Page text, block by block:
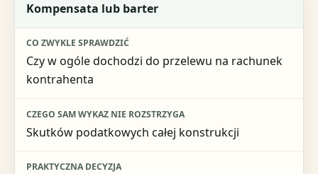
Kompensata lub barter
Czy w ogóle dochodzi do przelewu na rachunek
kontrahenta
Skutków podatkowych całej konstrukcji